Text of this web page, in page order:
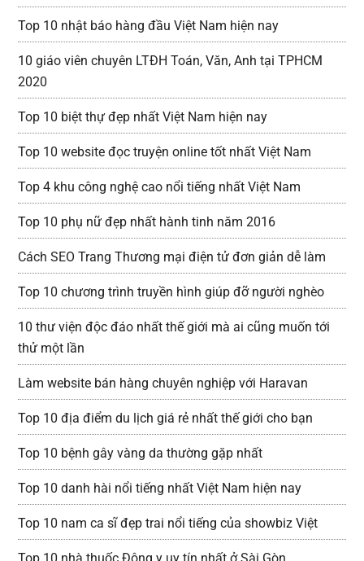
Top 10 nhật báo hàng đầu Việt Nam hiện nay
10 giáo viên chuyên LTĐH Toán, Văn, Anh tại TPHCM
2020
Top 10 biệt thự đẹp nhất Việt Nam hiện nay
Top 10 website đọc truyện online tốt nhất Việt Nam
Top 4 khu công nghệ cao nổi tiếng nhất Việt Nam
Top 10 phụ nữ đẹp nhất hành tinh năm 2016
Cách SEO Trang Thương mại điện tử đơn giản dễ làm
Top 10 chương trình truyền hình giúp đỡ người nghèo
10 thư viện độc đáo nhất thế giới mà ai cũng muốn tới
thử một lần
Làm website bán hàng chuyên nghiệp với Haravan
Top 10 địa điểm du lịch giá rẻ nhất thế giới cho bạn
Top 10 bệnh gây vàng da thường gặp nhất
Top 10 danh hài nổi tiếng nhất Việt Nam hiện nay
Top 10 nam ca sĩ đẹp trai nổi tiếng của showbiz Việt